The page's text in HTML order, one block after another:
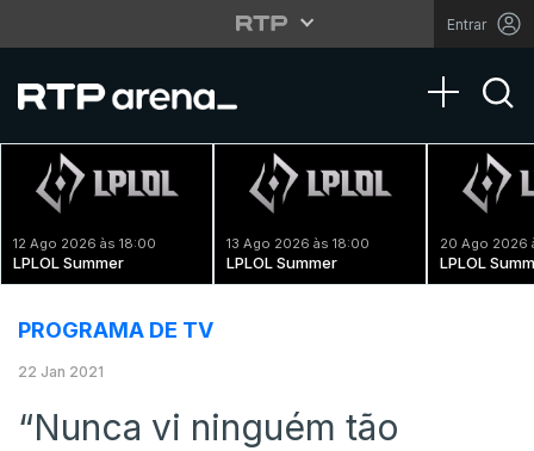
Entrar
Toggle
12 Ago 2026 às 18:00
LPLOL Summer
13 Ago 2026 às 18:00
LPLOL Summer
20 Ago 2026
LPLOL
PROGRAMA DE TV
22 Jan 2021
“Nunca vi ninguém tão